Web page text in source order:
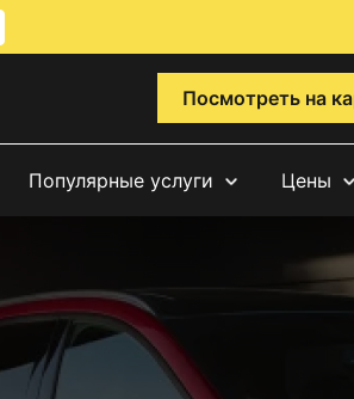
Посмотреть на
Популярные услуги Цены